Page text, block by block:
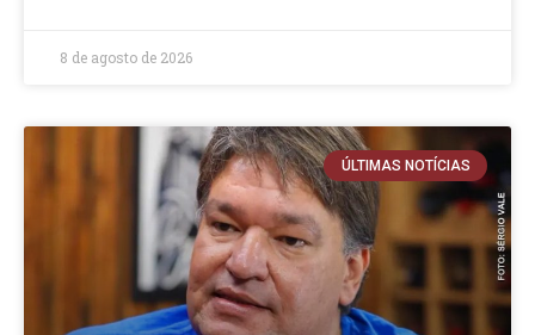
8 de agosto de 2026
ÚLTIMAS NOTÍCIAS